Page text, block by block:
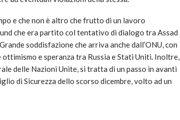
e che non è altro che frutto di un lavoro
che era partito col tentativo di dialogo tra Assad
soddisfazione che arriva anche dall’ONU, con
e speranza tra Russia e Stati Uniti. Inoltre,
delle Nazioni Unite, si tratta di un passo in avanti
di Sicurezza dello scorso dicembre, volto ad un